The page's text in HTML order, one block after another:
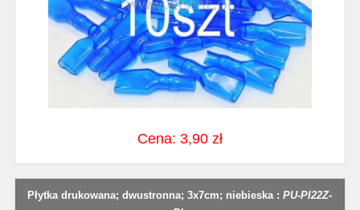
Cena: 3,90 zł
Płytka drukowana; dwustronna; 3x7cm; niebieska :PU-PI22Z-